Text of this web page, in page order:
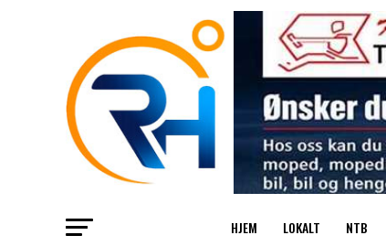
HJEM LOKALT NTB